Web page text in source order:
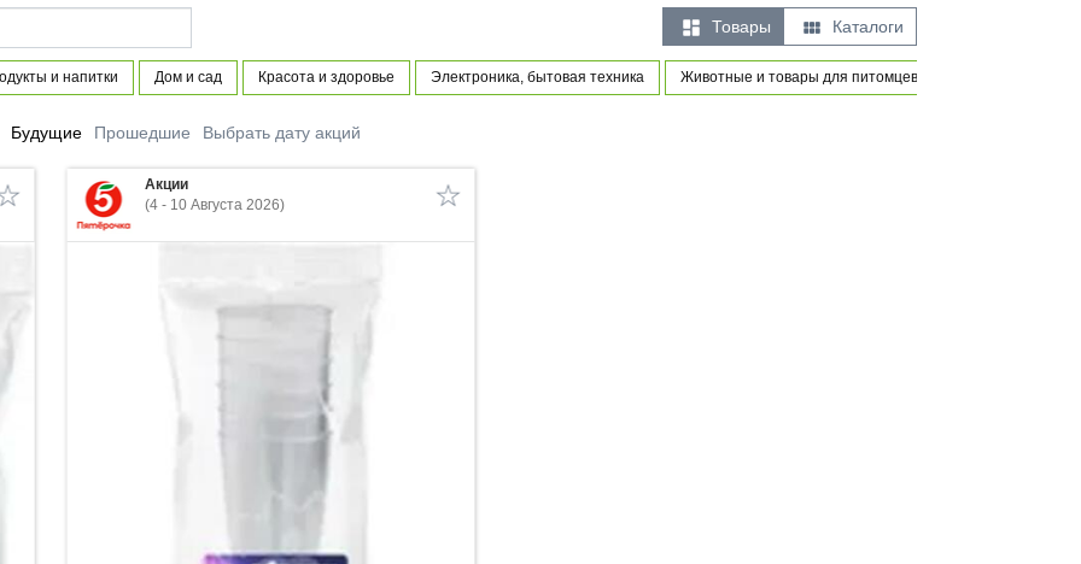
 Товары  Каталоги
и напитки Дом и сад Красота и здоровье Электроника, бытовая техника Животные и товары для питомцев
Будущие Прошедшие Выбрать дату акций
Акции
(4 - 10 Августа 2026)